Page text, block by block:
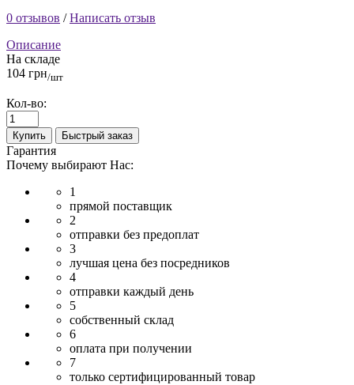
0 отзывов /Написать отзыв
Описание
На складе
104 грн/шт
Кол-во:
Купить Быстрый заказ
Гарантия
Почему выбирают Нас:
1
прямой поставщик
2
отправки без предоплат
3
лучшая цена без посредников
4
отправки каждый день
5
собственный склад
6
оплата при получении
7
только сертифицированный товар